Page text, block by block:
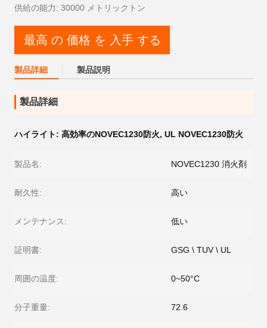
供給の能力: 30000 メトリックトン
最高 の 価格 を 入手 する
製品詳細 製品説明
製品詳細
ハイライト: 高効率のNOVEC1230防火, UL NOVEC1230防火
製品名: NOVEC1230 消火剤
耐久性: 高い
メンテナンス: 低い
証明書: GSG \ TUV \ UL
周囲の温度: 0~50°C
分子重量: 72.6